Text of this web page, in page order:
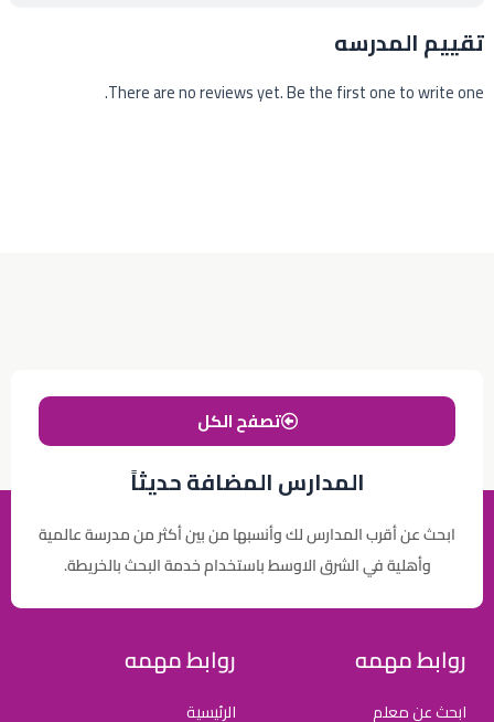
تقييم المدرسه
There are no reviews yet. Be the first one to write one.
المدارس المضافة حديثاً
ابحث عن أقرب المدارس لك وأنسبها من بين أكثر من مدرسة عالمية
وأهلية في الشرق الاوسط باستخدام خدمة البحث بالخريطة.
تصفح الكل
روابط مهمه
ابحث عن معلم
روابط مهمه
الرئيسية